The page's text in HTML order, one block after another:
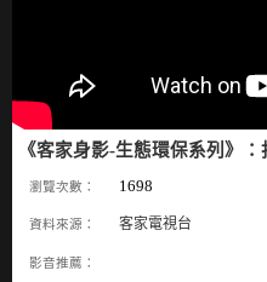
《客家身影-生態環保系列》
瀏覽次數： 1698
資料來源： 客家電視台
影音推薦：